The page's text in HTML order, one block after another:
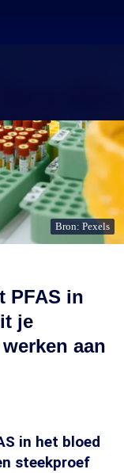
Bron: Pexels
PFAS in
je
aan
in het bloed
steekproef